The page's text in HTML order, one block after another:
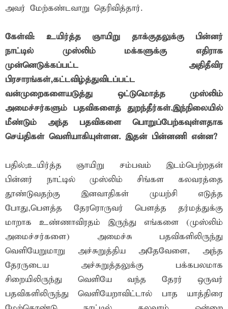
அவர் மேற்கண்டவாறு தெரிவித்தார்.
கேள்வி: உயிர்த்த ஞாயிறு தாக்குதலுக்கு பின்னர்
நாட்டில் முஸ்லிம் மக்களுக்கு எதிராக
முன்னெடுக்கப்பட்ட அதிதீவிர
பிரசாரங்கள்,கட்டவிழ்த்துவிடப்பட்ட
வன்முறைகளையடுத்து ஒட்டுமொத்த முஸ்லிம்
அமைச்சர்களும் பதவிகளைத் துறந்தீர்கள்.இந்நிலையில்
மீண்டும் அந்த பதவிகளை பொறுப்பேற்கவுள்ளதாக
செய்திகள் வெளியாகியுள்ளன. இதன் பின்னணி என்ன?
பதில்;உயிர்த்த ஞாயிறு சம்பவம் இடம்பெற்றதன்
பின்னர் நாட்டில் முஸ்லிம் சிங்கள கலவரத்தை
தூண்டுவதற்கு இனவாதிகள் முயற்சி எடுத்த
போது,பௌத்த தேரரொருவர் பௌத்த தர்மத்துக்கு
மாறாக உண்ணாவிரதம் இருந்து எங்களை (முஸ்லிம்
அமைச்சர்களை) அமைச்சு பதவிகளிலிருந்து
வெளியேறுமாறு அச்சுறுத்திய அதேவேளை, அந்த
தேரருடைய அச்சுறுத்தலுக்கு பக்கபலமாக
சிறையிலிருந்து வெளியே வந்த தேரர் ஒருவர்
பதவிகளிலிருந்து வெளியேறாவிட்டால் பாத யாத்திரை